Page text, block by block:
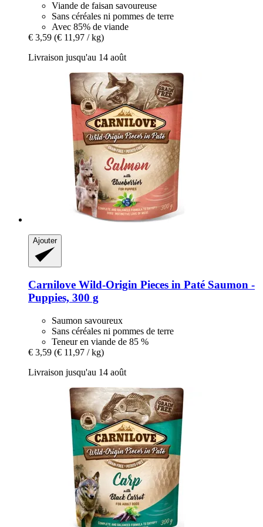
Viande de faisan savoureuse
Sans céréales ni pommes de terre
Avec 85% de viande
€ 3,59 (€ 11,97 / kg)
Livraison jusqu'au 14 août
Ajouter
Carnilove Wild-​Origin Pieces in Paté Saumon -​
Puppies, 300 g
Saumon savoureux
Sans céréales ni pommes de terre
Teneur en viande de 85 %
€ 3,59 (€ 11,97 / kg)
Livraison jusqu'au 14 août